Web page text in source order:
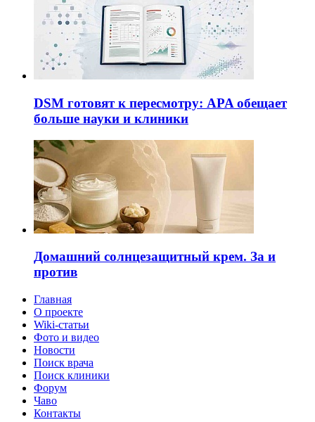
DSM готовят к пересмотру: APA обещает
больше науки и клиники
Домашний солнцезащитный крем. За и
против
Главная
О проекте
Wiki-статьи
Фото и видео
Новости
Поиск врача
Поиск клиники
Форум
Чаво
Контакты